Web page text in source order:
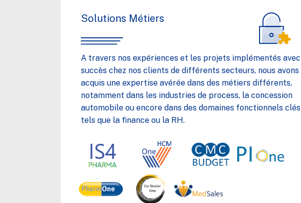
Solutions Métiers
A travers nos expériences et les projets implémentés avec
succès chez nos clients de différents secteurs, nous avons
acquis une expertise avérée dans des métiers différents,
notamment dans les industries de process, la concession
automobile ou encore dans des domaines fonctionnels clés
tels que la finance ou la RH.